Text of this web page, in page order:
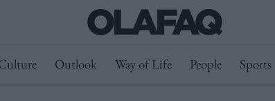
Outlook Way of Life People Sports